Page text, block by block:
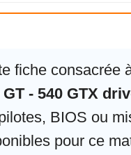
fiche consacrée
GT - 540 GTX
BIOS ou
pour ce